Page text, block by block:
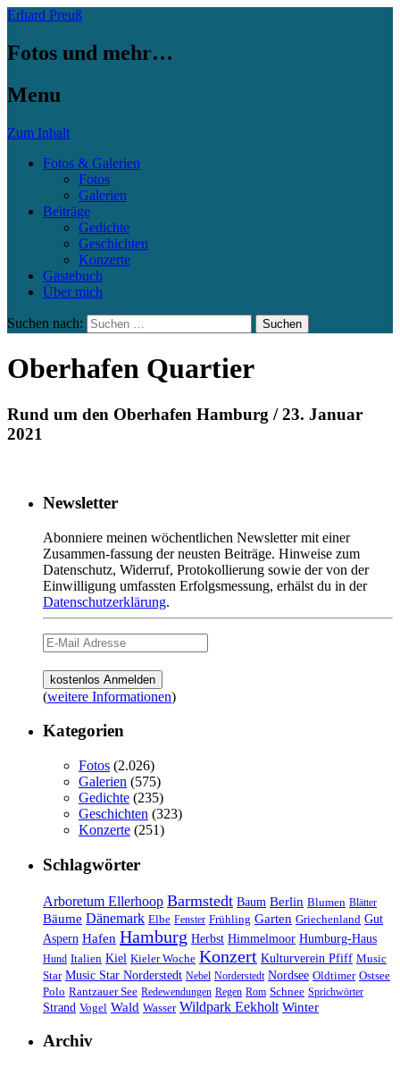
Erhard Preuß
Fotos und mehr…
Menu
Zum Inhalt
Fotos & Galerien
Fotos
Galerien
Beiträge
Gedichte
Geschichten
Konzerte
Gästebuch
Über mich
Suchen nach:
Oberhafen Quartier
Rund um den Oberhafen Hamburg / 23. Januar
2021
Newsletter
Abonniere meinen wöchentlichen Newsletter mit einer
Zusammen-fassung der neusten Beiträge. Hinweise zum
Datenschutz, Widerruf, Protokollierung sowie der von der
Einwilligung umfassten Erfolgsmessung, erhälst du in der
Datenschutzerklärung.
(weitere Informationen)
Kategorien
Fotos (2.026)
Galerien (575)
Gedichte (235)
Geschichten (323)
Konzerte (251)
Schlagwörter
Arboretum Ellerhoop Barmstedt Baum Berlin Blumen Blätter
Bäume Dänemark Elbe Fenster Frühling Garten Griechenland Gut
Aspern Hafen Hamburg Herbst Himmelmoor Humburg-Haus
Hund Italien Kiel Kieler Woche Konzert Kulturverein Pfiff Music
Star Music Star Norderstedt Nebel Norderstedt Nordsee Oldtimer Ostsee
Polo Rantzauer See Redewendungen Regen Rom Schnee Sprichwörter
Strand Vogel Wald Wasser Wildpark Eekholt Winter
Archiv